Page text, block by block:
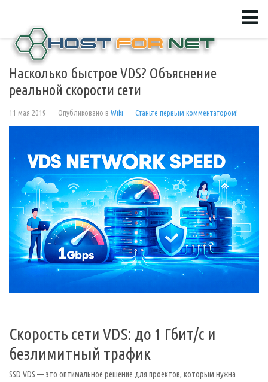
Насколько быстрое VDS? Объяснение
реальной скорости сети
11 мая 2019 Опубликовано в Wiki Станьте первым комментатором!
Скорость сети VDS: до 1 Гбит/с и
безлимитный трафик
SSD VDS — это оптимальное решение для проектов, которым нужна